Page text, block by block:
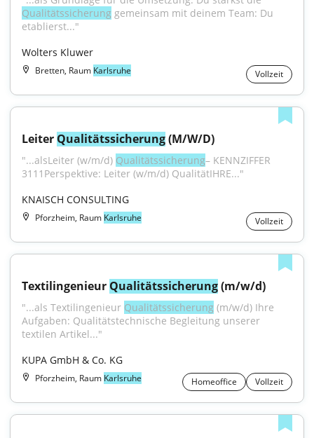
Qualitätssicherung gemeinsam mit deinem Team: Du
etablierst..."
Wolters Kluwer
Bretten, Raum Karlsruhe Vollzeit
Leiter Qualitätssicherung (M/W/D)
"...alsLeiter (w/m/d) Qualitätssicherung– KENNZIFFER
3111Perspektive: Leiter (w/m/d) QualitätIHRE..."
KNAISCH CONSULTING
Pforzheim, Raum Karlsruhe Vollzeit
Textilingenieur Qualitätssicherung (m/w/d)
"...als Textilingenieur Qualitätssicherung (m/w/d) Ihre
Aufgaben: Qualitätstechnische Begleitung unserer
textilen Artikel..."
KUPA GmbH & Co. KG
Pforzheim, Raum Karlsruhe Homeoffice Vollzeit